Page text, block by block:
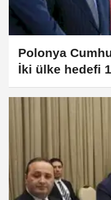
Polonya
İki ülke hedefi
ticaret